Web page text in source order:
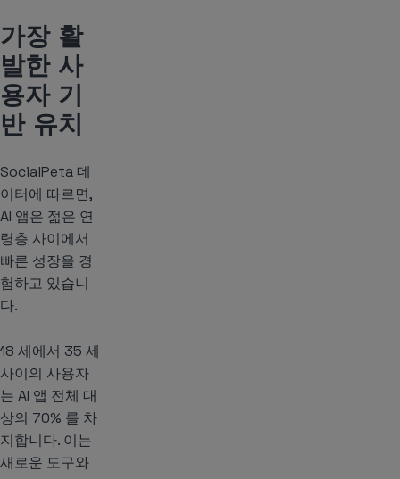
가장 활
발한 사
용자 기
반 유치
SocialPeta 데
이터에 따르면,
AI 앱은 젊은 연
령층 사이에서
빠른 성장을 경
험하고 있습니
다.
18 세에서 35 세
사이의 사용자
는 AI 앱 전체 대
상의 70% 를 차
지합니다. 이는
새로운 도구와